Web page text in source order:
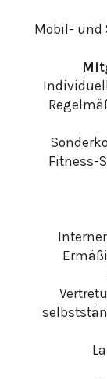
Mobil- und
Fitness-